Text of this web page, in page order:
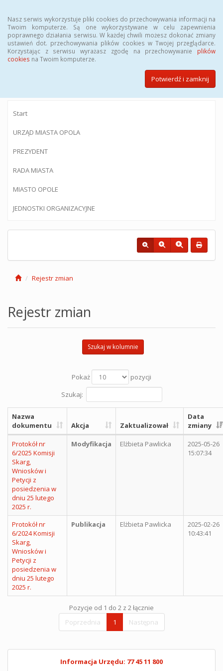
Nasz serwis wykorzystuje pliki cookies do przechowywania informacji na
Twoim komputerze. Są one wykorzystywane w celu zapewnienia
poprawnego działania serwisu. W każdej chwili możesz dokonać zmiany
ustawień dot. przechowywania plików cookies w Twojej przeglądarce.
Korzystając z serwisu wyrażasz zgodę na przechowywanie plików
cookies na Twoim komputerze.
Potwierdź i zamknij
BIULETYN INFORMACJI PUBLICZNEJ
Urzędu Miasta Opola
Start
URZĄD MIASTA OPOLA
PREZYDENT
RADA MIASTA
MIASTO OPOLE
JEDNOSTKI ORGANIZACYJNE
Rejestr zmian
Rejestr zmian
Szukaj w kolumnie
Pokaż
pozycji
Szukaj:
Nazwa
dokumentu
Akcja Zaktualizował
Data
zmiany
Protokół nr
6/2025 Komisji
Skarg,
Wniosków i
Petycji z
posiedzenia w
dniu 25 lutego
2025 r.
Modyfikacja Elżbieta Pawlicka
2025-05-26
15:07:34
Protokół nr
6/2024 Komisji
Skarg,
Wniosków i
Petycji z
posiedzenia w
dniu 25 lutego
2025 r.
Publikacja Elżbieta Pawlicka
2025-02-26
10:43:41
Pozycje od 1 do 2 z 2 łącznie
Poprzednia
1 Następna
Informacja Urzędu: 77 45 11 800